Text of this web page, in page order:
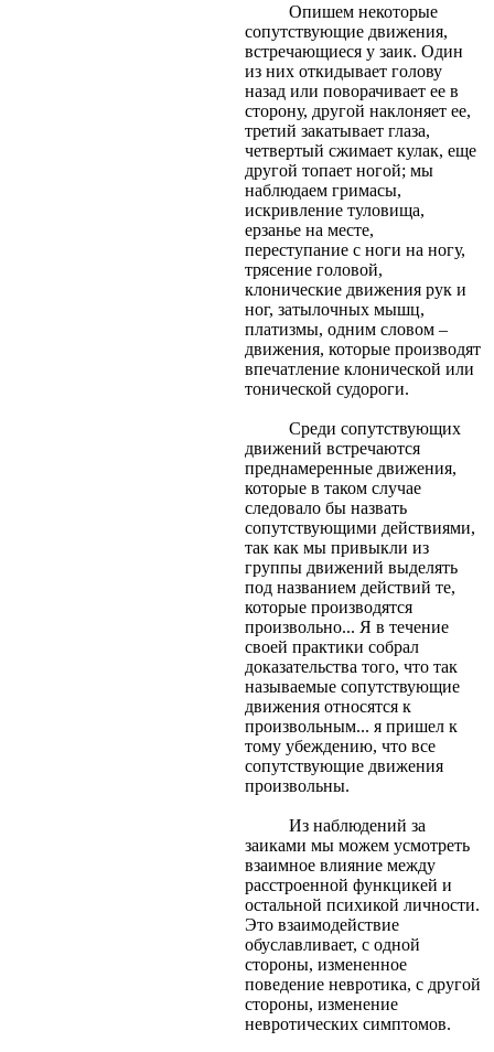
Опишем некоторые
сопутствующие движения,
встречающиеся у заик. Один
из них откидывает голову
назад или поворачивает ее в
сторону, другой наклоняет ее,
третий закатывает глаза,
четвертый сжимает кулак, еще
другой топает ногой; мы
наблюдаем гримасы,
искривление туловища,
ерзанье на месте,
переступание с ноги на ногу,
трясение головой,
клонические движения рук и
ног, затылочных мышц,
платизмы, одним словом –
движения, которые производят
впечатление клонической или
тонической судороги.
Среди сопутствующих
движений встречаются
преднамеренные движения,
которые в таком случае
следовало бы назвать
сопутствующими действиями,
так как мы привыкли из
группы движений выделять
под названием действий те,
которые производятся
произвольно... Я в течение
своей практики собрал
доказательства того, что так
называемые сопутствующие
движения относятся к
произвольным... я пришел к
тому убеждению, что все
сопутствующие движения
произвольны.
Из наблюдений за
заиками мы можем усмотреть
взаимное влияние между
расстроенной функцикей и
остальной психикой личности.
Это взаимодействие
обуславливает, с одной
стороны, измененное
поведение невротика, с другой
стороны, изменение
невротических симптомов.